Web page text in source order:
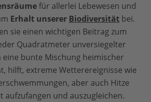
für allerlei Lebewesen und
Erhalt unserer Biodiversität bei.
sie einen wichtigen Beitrag zum
Quadratmeter unversiegelter
eine bunte Mischung heimischer
hilft, extreme Wetterereignisse wie
aber auch Hitze
aufzufangen und auszugleichen.